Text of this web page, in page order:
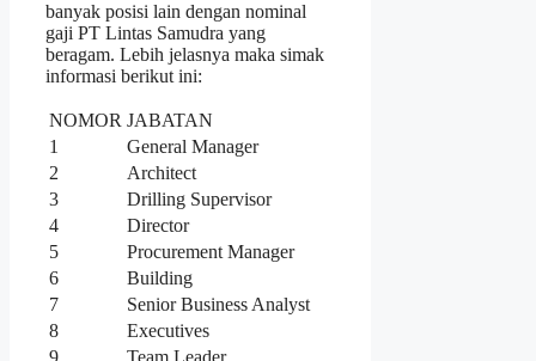
banyak posisi lain dengan nominal
gaji PT Lintas Samudra yang
beragam. Lebih jelasnya maka simak
informasi berikut ini:
NOMOR JABATAN
1
General Manager
2
Architect
3
Drilling Supervisor
4
Director
5
Procurement Manager
6
Building
7
Senior Business Analyst
8
Executives
9
Team Leader